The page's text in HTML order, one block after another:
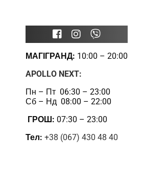
МАГІГРАНД: 10:00 – 20:00
APOLLO NEXT:
Пн – Пт 06:30 – 23:00
Сб – Нд 08:00 – 22:00
ГРОШ: 07:30 – 23:00
Тел: +38 (067) 430 48 40